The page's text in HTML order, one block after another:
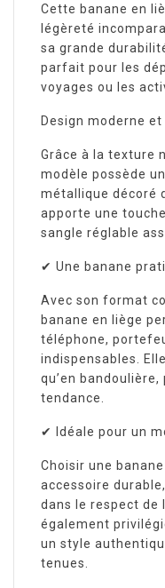
Cette banane en
légèreté
sa grande
parfait pour les
voyages ou les
Design moderne et
Grâce à la texture
modèle possède
métallique décoré
apporte une
sangle réglable
✔ Une banane
Avec son format
banane en liège
téléphone,
indispensables.
qu’en
tendance.
✔ Idéale pour un
Choisir une
accessoire
dans le respect de
également
un style
tenues.